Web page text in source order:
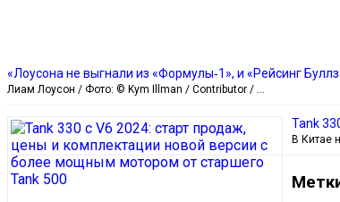
«Лоусона не выгнали из «Формулы‑1», и «Рейсинг
Лиам Лоусон / Фото: © Kym Illman / Contributor / …
Tank
В Китае